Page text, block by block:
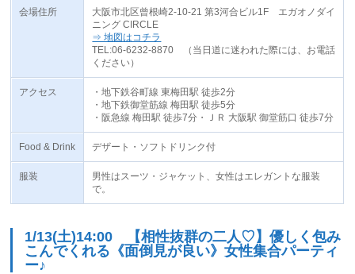
会場住所
大阪市北区曾根崎2-10-21 第3河合ビル1F エガオノダイ
ニング CIRCLE
⇒ 地図はコチラ
TEL:06-6232-8870 （当日道に迷われた際には、お電話
ください）
アクセス
・地下鉄谷町線 東梅田駅 徒歩2分
・地下鉄御堂筋線 梅田駅 徒歩5分
・阪急線 梅田駅 徒歩7分・ＪＲ 大阪駅 御堂筋口 徒歩7分
Food & Drink デザート・ソフトドリンク付
服装
男性はスーツ・ジャケット、女性はエレガントな服装
で。
1/13(土)14:00 【相性抜群の二人♡】優しく包み
こんでくれる《面倒見が良い》女性集合パーティ
ー♪